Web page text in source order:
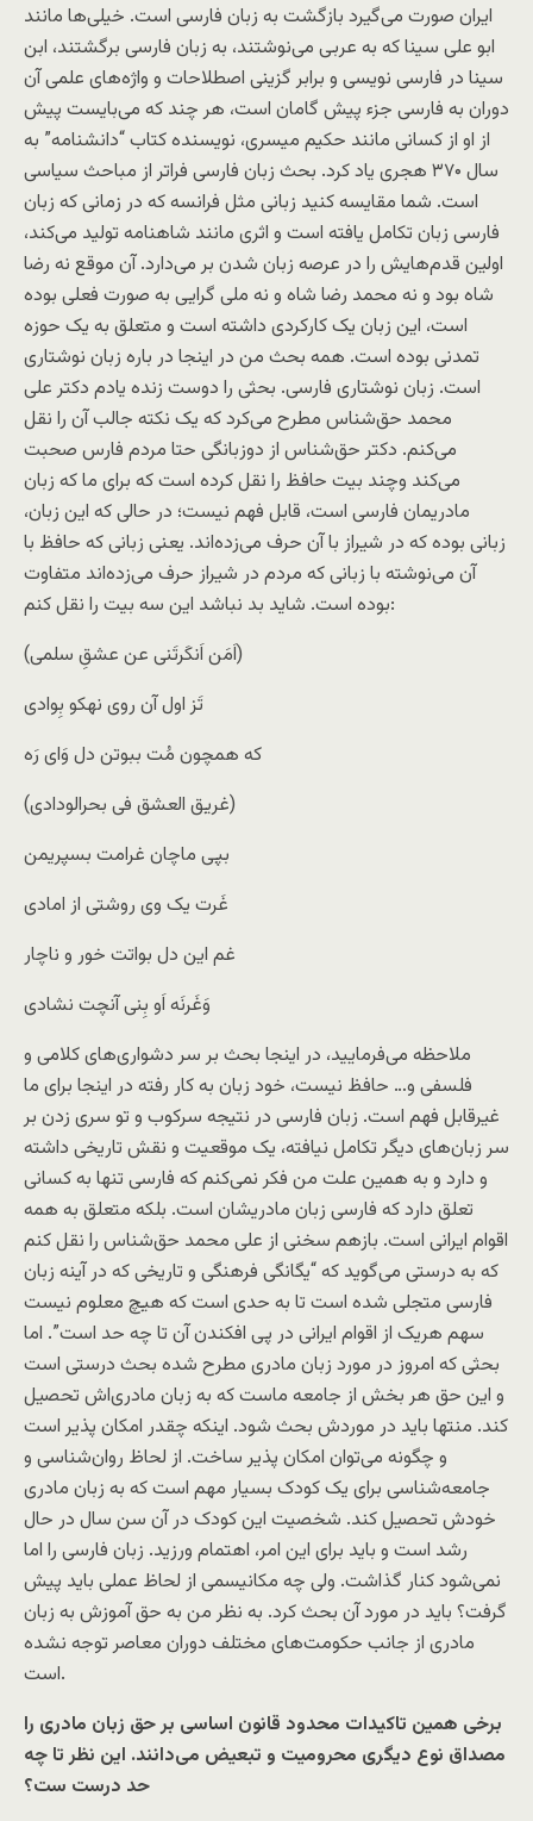
ایران صورت می‌گیرد بازگشت به زبان فارسی است. خیلی‌ها مانند
ابو علی سینا که به عربی می‌نوشتند، به زبان فارسی برگشتند، ابن
سینا در فارسی نویسی و برابر گزینی اصطلاحات و واژه‌های علمی آن
دوران به فارسی جزء پیش گامان است، هر چند که می‌بایست پیش
از او از کسانی مانند حکیم میسری، نویسنده کتاب “دانشنامه” به
سال ۳۷۰ هجری یاد کرد. بحث زبان فارسی فرا‌تر از مباحث سیاسی
است. شما مقایسه کنید زبانی مثل فرانسه که در زمانی که زبان
فارسی زبان تکامل یافته است و اثری مانند شاهنامه تولید می‌کند،
اولین قدم‌هایش را در عرصه زبان شدن بر می‌دارد. آن موقع نه رضا
شاه بود و نه محمد رضا شاه و نه ملی گرایی به صورت فعلی بوده
است، این زبان یک کارکردی داشته است و متعلق به یک حوزه
تمدنی بوده است. همه بحث من در اینجا در باره زبان نوشتاری
است. زبان نوشتاری فارسی. بحثی را دوست زنده یادم دکتر علی
محمد حق‌شناس مطرح می‌کرد که یک نکته جالب آن را نقل
می‌کنم. دکتر حق‌شناس از دوزبانگی حتا مردم فارس صحبت
می‌کند وچند بیت حافظ را نقل کرده است که برای ما که زبان
مادریمان فارسی است، قابل فهم نیست؛ در حالی که این زبان،
زبانی بوده که در شیراز با آن حرف می‌زده‌اند. یعنی زبانی که حافظ با
آن می‌نوشته با زبانی که مردم در شیراز حرف می‌زده‌اند متفاوت
بوده است. شاید بد نباشد این سه بیت را نقل کنم:
(اَمَن اَنکَرتَنی عن عشقِ سلمی)
تَز اول آن روی نهکو بِوادی
که همچون مُت ببوتن دل وَ‌ای رَه
(غریق العشق فی بحرالودادی)
بپی ماچان غرامت بسپریمن
غَرت یک وی روشتی از امادی
غم این دل بواتت خور و ناچار
وَغَرنَه اَو بِنی آنچت نشادی
ملاحظه می‌فرمایید، در اینجا بحث بر سر دشواری‌های کلامی و
فلسفی و… حافظ نیست، خود زبان به کار رفته در اینجا برای ما
غیرقابل فهم است. زبان فارسی در نتیجه سرکوب و تو سری زدن بر
سر زبان‌های دیگر تکامل نیافته، یک موقعیت و نقش تاریخی داشته
و دارد و به همین علت من فکر نمی‌کنم که فارسی تنها به کسانی
تعلق دارد که فارسی زبان مادریشان است. بلکه متعلق به همه
اقوام ایرانی است. بازهم سخنی از علی محمد حق‌شناس را نقل کنم
که به درستی می‌گوید که “یگانگی فرهنگی و تاریخی که در آینه زبان
فارسی متجلی شده است تا به حدی است که هیچ معلوم نیست
سهم هریک از اقوام ایرانی در پی افکندن آن تا چه حد است”. اما
بحثی که امروز در مورد زبان مادری مطرح شده بحث درستی است
و این حق هر بخش از جامعه ماست که به زبان مادری‌اش تحصیل
کند. منتها باید در موردش بحث شود. اینکه چقدر امکان پذیر است
و چگونه می‌توان امکان پذیر ساخت. از لحاظ روان‌شناسی و
جامعه‌شناسی برای یک کودک بسیار مهم است که به زبان مادری
خودش تحصیل کند. شخصیت این کودک در آن سن سال در حال
رشد است و باید برای این امر، اهتمام ورزید. زبان فارسی را اما
نمی‌شود کنار گذاشت. ولی چه مکانیسمی از لحاظ عملی باید پیش
گرفت؟ باید در مورد آن بحث کرد. به نظر من به حق آموزش به زبان
مادری از جانب حکومت‌های مختلف دوران معاصر توجه نشده
است.
برخی همین تاکیدات محدود قانون اساسی بر حق زبان مادری را
مصداق نوع دیگری محرومیت و تبعیض می‌دانند. این نظر تا چه
حد درست ست؟